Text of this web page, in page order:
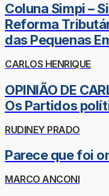
Coluna Simpi –
Reforma
das Pequenas
CARLOS HENRIQUE
OPINIÃO DE
Os Partidos
RUDINEY PRADO
Parece que foi
MARCO ANCONI